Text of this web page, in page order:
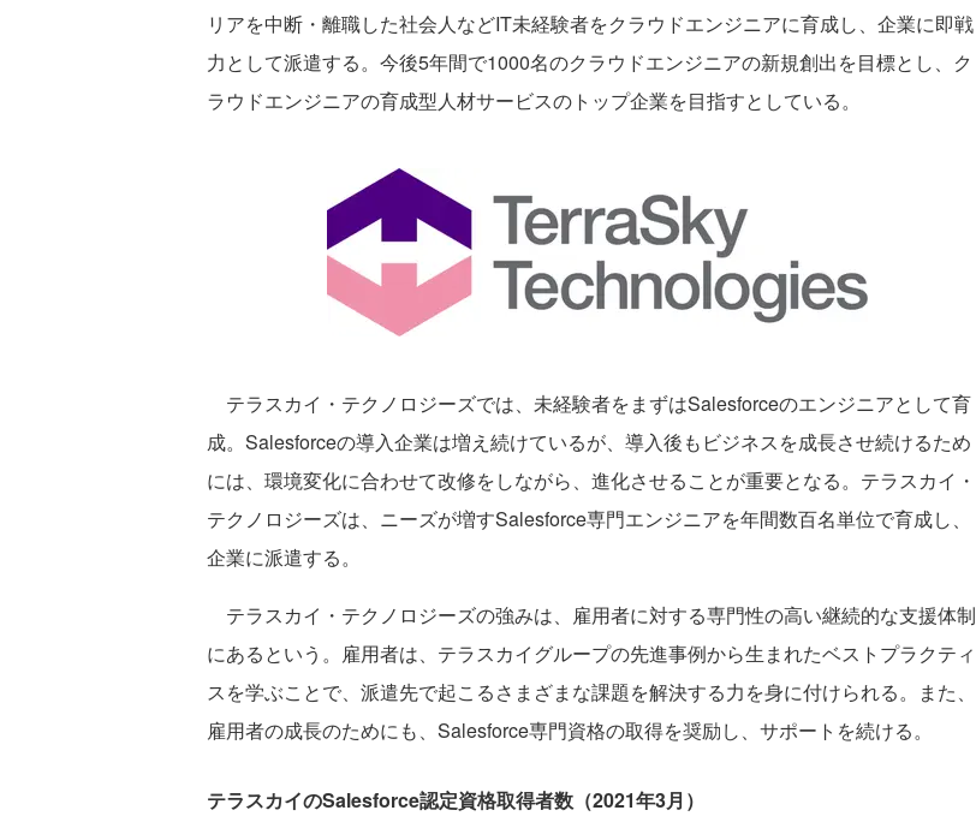
リアを中断・離職した社会人などIT未経験者をクラウドエンジニアに育成し、企業に即戦
力として派遣する。今後5年間で1000名のクラウドエンジニアの新規創出を目標とし、ク
ラウドエンジニアの育成型人材サービスのトップ企業を目指すとしている。
テラスカイ・テクノロジーズでは、未経験者をまずはSalesforceのエンジニアとして育
成。Salesforceの導入企業は増え続けているが、導入後もビジネスを成長させ続けるため
には、環境変化に合わせて改修をしながら、進化させることが重要となる。テラスカイ・
テクノロジーズは、ニーズが増すSalesforce専門エンジニアを年間数百名単位で育成し、
企業に派遣する。
テラスカイ・テクノロジーズの強みは、雇用者に対する専門性の高い継続的な支援体制
にあるという。雇用者は、テラスカイグループの先進事例から生まれたベストプラクティ
スを学ぶことで、派遣先で起こるさまざまな課題を解決する力を身に付けられる。また、
雇用者の成長のためにも、Salesforce専門資格の取得を奨励し、サポートを続ける。
テラスカイのSalesforce認定資格取得者数（2021年3月）